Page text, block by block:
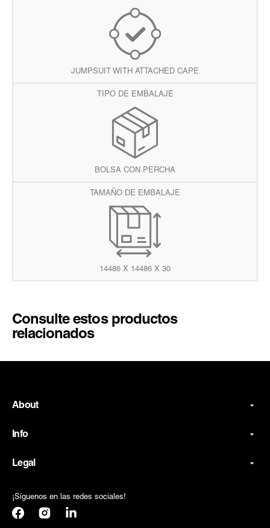
JUMPSUIT WITH ATTACHED CAPE
TIPO DE EMBALAJE
BOLSA CON PERCHA
TAMAÑO DE EMBALAJE
14486 X 14486 X 30
Consulte estos productos
relacionados
About
Info
Legal
¡Síguenos en las redes sociales!
FacebookInstagramTranslation